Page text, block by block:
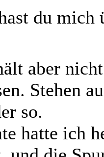
du mich
aber
Stehen
so.
hatte ich